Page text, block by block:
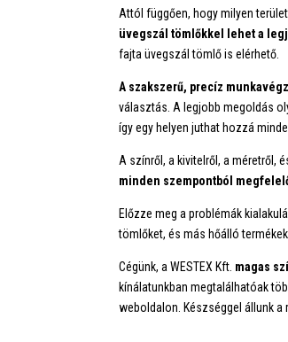
Attól függően, hogy milyen
üvegszál tömlőkkel lehet a
fajta üvegszál tömlő is elérhető.
A szakszerű, precíz
választás. A legjobb megoldás
így egy helyen juthat hozzá
A színről, a kivitelről, a méretről,
minden szempontból
Előzze meg a problémák
tömlőket, és más hőálló
Cégünk, a WESTEX Kft. magas
kínálatunkban megtalálhatóak
weboldalon. Készséggel állunk